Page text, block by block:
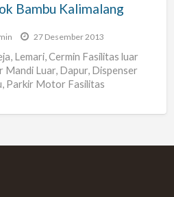
Bambu Kalimalang
27 Desember 2013
Lemari, Cermin Fasilitas luar
Mandi Luar, Dapur, Dispenser
Parkir Motor Fasilitas